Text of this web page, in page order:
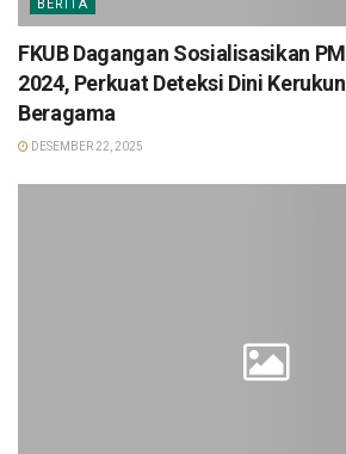
BERITA
FKUB Dagangan Sosialisasikan
2024, Perkuat Deteksi Dini
Beragama
DESEMBER 22, 2025